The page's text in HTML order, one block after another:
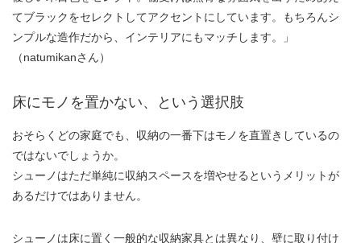
てブラックをセレクトしてアクセントにしています。もちろんシ
ンプルな造作だから、インテリアにもマッチします。」
（natumikanさん）
床にモノを置かない、という選択肢
おそらくどの家庭でも、収納の一番下はモノを直置きしているの
ではないでしょうか。
シューノはただ単純に収納スペースを増やせるというメリットが
あるだけではありません。
シューノは床に置く一般的な収納家具とは異なり、壁に取り付け